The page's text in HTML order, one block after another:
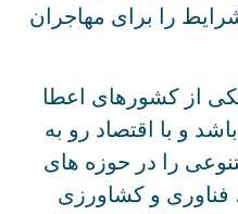
را برای مهاجران
از کشورهای اعطا
و با اقتصاد رو به
را در حوزه های
و کشاورزی